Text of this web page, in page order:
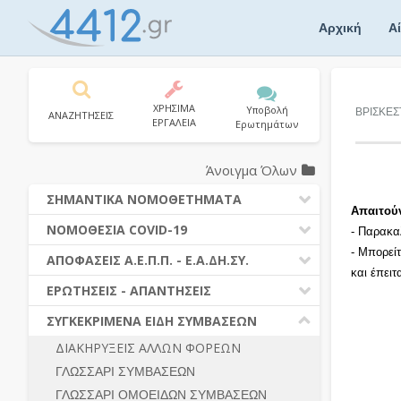
Αρχική
-
-
και
ΑΝΑΖΗΤΗΣΕΙΣ
ΧΡΗΣΙΜΑ
ΕΡΓΑΛΕΙΑ
Υποβολή
Ερωτημάτων
Άνοιγμα Όλων
ΣΗΜΑΝΤΙΚΑ ΝΟΜΟΘΕΤΗΜΑΤΑ
ΔΗΜΟΣΙΕΣ ΣΥΜΒΑΣΕΙΣ (Ν. 4412/2016)
ΔΗΜΟΤΙΚΟΣ ΚΩΔΙΚΑΣ (Ν.3463/2006)
ΚΑΛΛΙΚΡΑΤΗΣ (Ν.3852/2010)
ΝΟΜΟΘΕΣΙΑ - ΝΟΜΟΛΟΓΙΑ (ΣΥΝΟΛΟ)
ΝΟΜΟΘΕΣΙΑ COVID-19
ΝΟΜΟΘΕΣΙΑ - ΝΟΜΟΛΟΓΙΑ COVID -19
ΕΡΩΤΗΣΕΙΣ - ΑΠΑΝΤΗΣΕΙΣ
ΑΠΟΦΑΣΕΙΣ Α.Ε.Π.Π. - Ε.Α.ΔΗ.ΣΥ.
ΠΡΟΔΙΚΑΣΤΙΚΗ ΠΡΟΣΦΥΓΗ
ΓΕΝΙΚΟΙ ΚΑΝΟΝΕΣ
ΔΙΚΑΙΟΥΜΕΝΟΙ ΣΥΜΜΕΤΟΧΗΣ
ΠΡΟΣΦΟΡΕΣ – ΔΙΚΑΙΟΛΟΓΗΤΙΚΑ
ΣΥΜΜΕΤΟΧΗΣ
ΕΡΩΤΗΣΕΙΣ - ΑΠΑΝΤΗΣΕΙΣ
Ν. 4782/2021 - ΤΡΟΠΟΠΟΙΗΣΗ
4412/2016
ΔΙΕΞΑΓΩΓΗ ΔΙΑΔΙΚΑΣΙΑΣ
ΔΙΑΔΙΚΑΣΙΕΣ ΑΝΑΘΕΣΗΣ
ΣΥΓΚΕΚΡΙΜΕΝΑ ΕΙΔΗ ΣΥΜΒΑΣΕΩΝ
ΔΙΑΚΗΡΥΞΕΙΣ ΑΛΛΩΝ ΦΟΡΕΩΝ
ΓΛΩΣΣΑΡΙ ΣΥΜΒΑΣΕΩΝ
ΓΛΩΣΣΑΡΙ ΟΜΟΕΙΔΩΝ ΣΥΜΒΑΣΕΩΝ